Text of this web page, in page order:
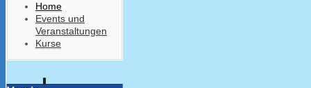
Home
Events und
Veranstaltungen
Kurse